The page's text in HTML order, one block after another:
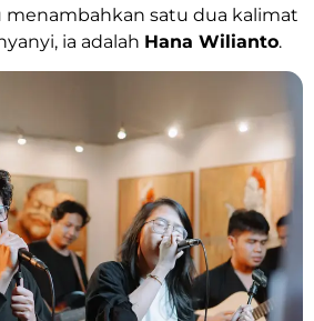
menambahkan satu dua kalimat
ia adalah Hana Wilianto.